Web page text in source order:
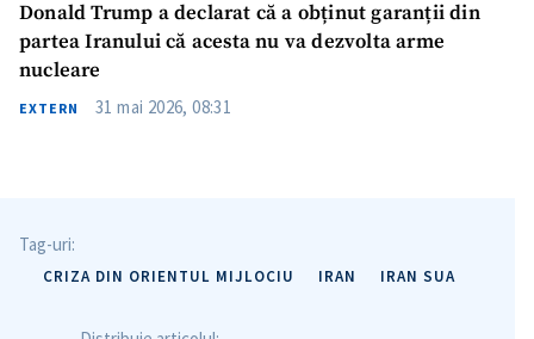
Donald Trump a declarat că a obținut garanții din
partea Iranului că acesta nu va dezvolta arme
nucleare
EXTERN 31 mai 2026, 08:31
Tag-uri:
CRIZA DIN ORIENTUL MIJLOCIU IRAN IRAN SUA
Link media+ Link media